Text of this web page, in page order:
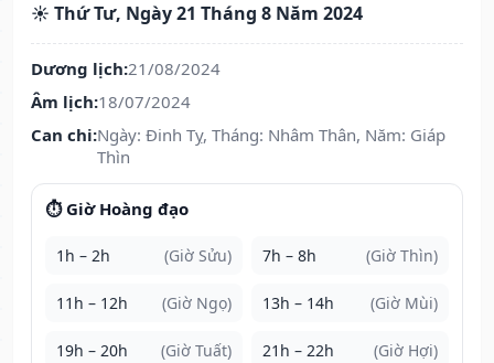
☀️ Thứ Tư, Ngày 21 Tháng 8 Năm 2024
Dương lịch:21/08/2024
Âm lịch:18/07/2024
Can chi:Ngày: Đinh Tỵ, Tháng: Nhâm Thân, Năm: Giáp
Thìn
⏱️ Giờ Hoàng đạo
1h – 2h (Giờ Sửu) 7h – 8h (Giờ Thìn)
11h – 12h (Giờ Ngọ) 13h – 14h (Giờ Mùi)
19h – 20h (Giờ Tuất) 21h – 22h (Giờ Hợi)